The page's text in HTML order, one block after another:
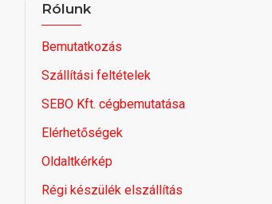
Rólunk
Bemutatkozás
Szállítási feltételek
SEBO Kft. cégbemutatása
Elérhetőségek
Oldaltkérkép
Régi készülék elszállítás